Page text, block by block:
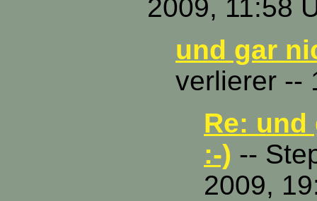
2009, 11:58
und gar
verlierer --
Re:
:-) --
2009,